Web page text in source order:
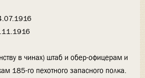
в чинах) штаб и обер-офицерам и
185-го пехотного запасного полка.